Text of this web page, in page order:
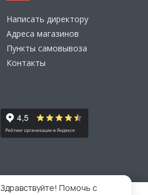
Написать директору
Адреса магазинов
Пункты самовывоза
Контакты
Здравствуйте! Помочь с